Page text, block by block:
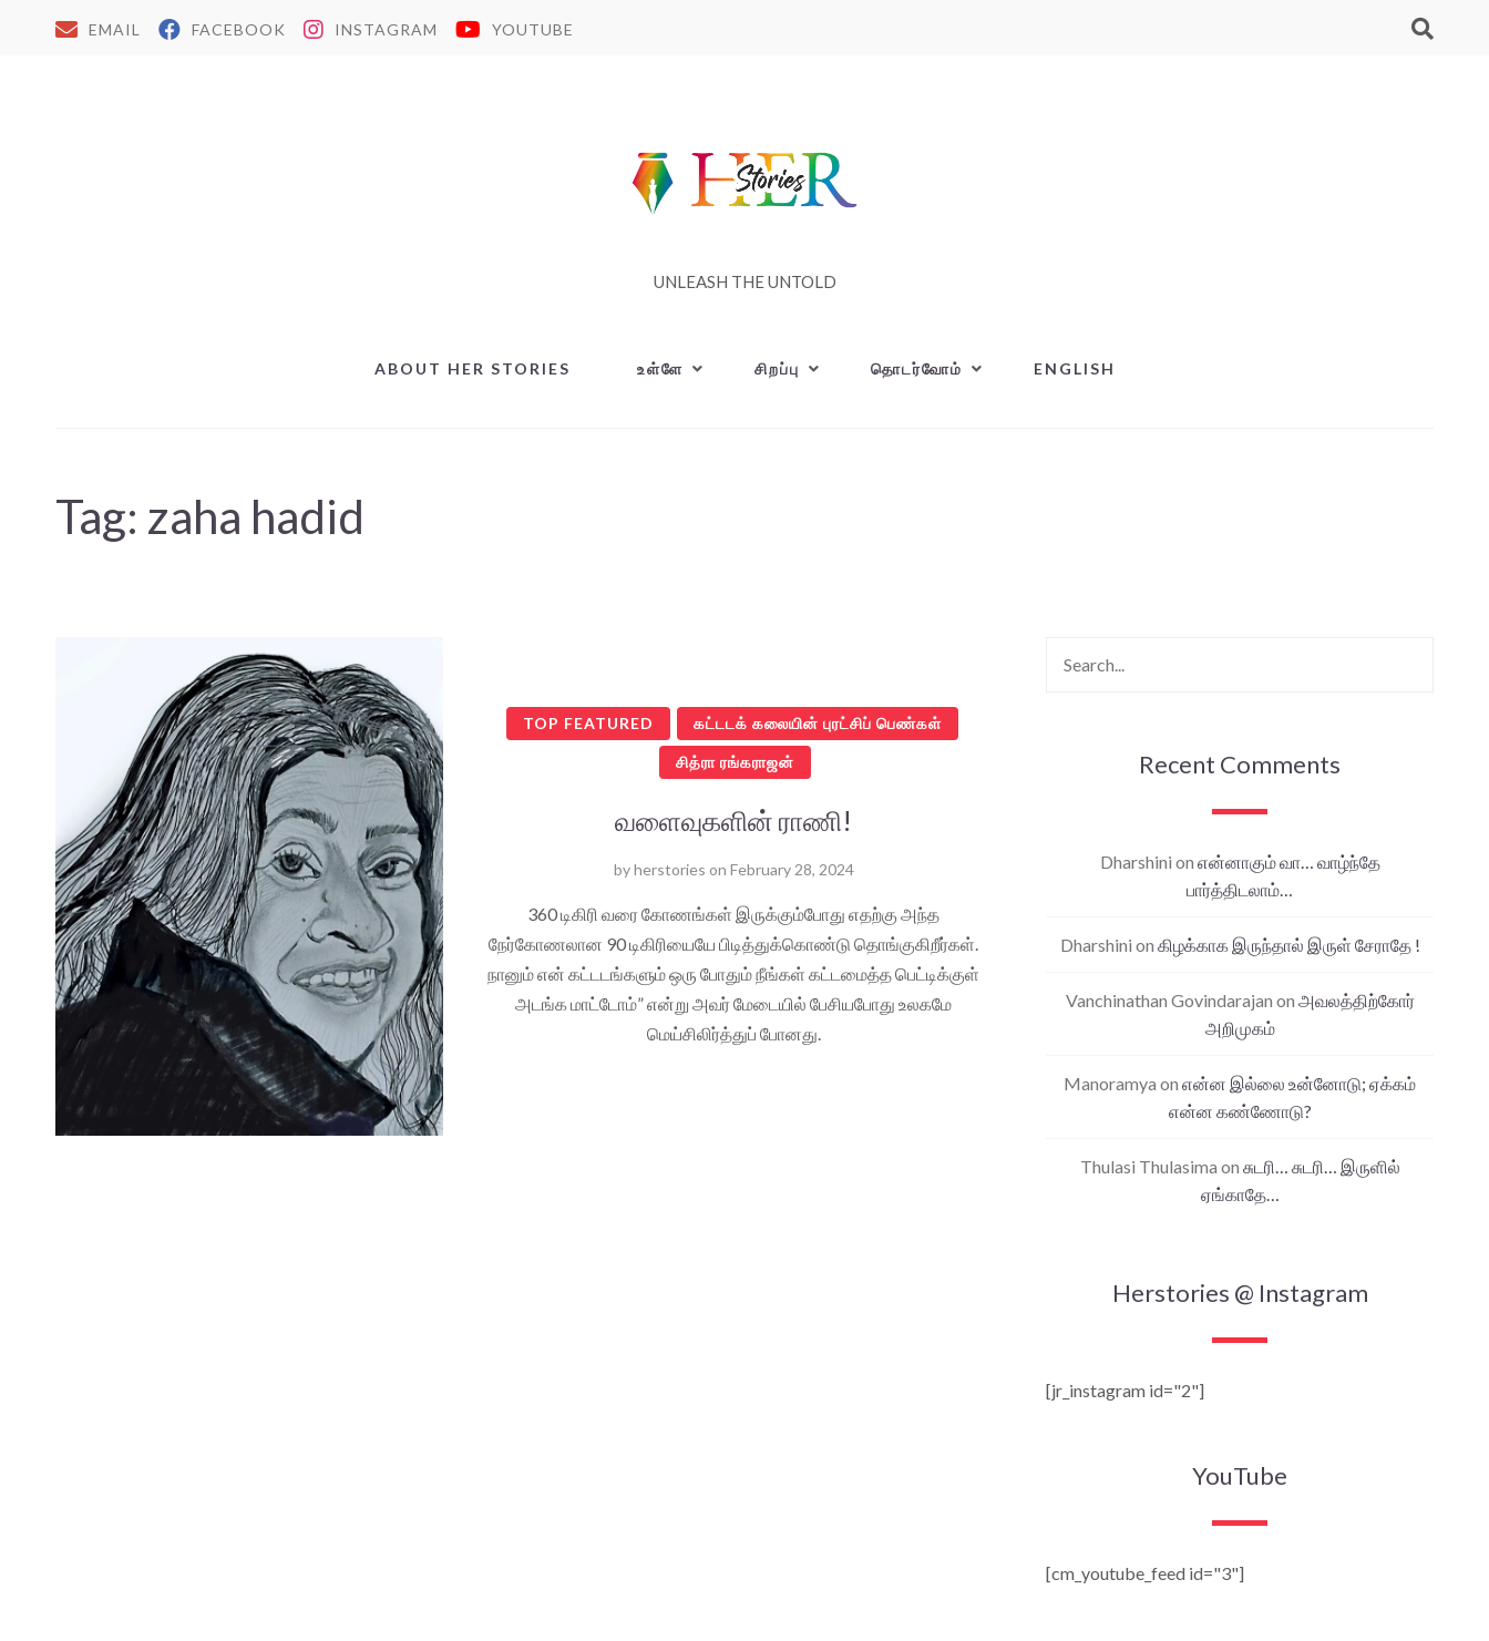
EMAIL FACEBOOK INSTAGRAM YOUTUBE
UNLEASH THE UNTOLD
ABOUT HER STORIES உள்ளே சிறப்பு தொடர்வோம் ENGLISH
Tag: zaha hadid
TOP FEATURED கட்டடக் கலையின் புரட்சிப் பெண்கள்
சித்ரா ரங்கராஜன்
வளைவுகளின் ராணி!
byherstories on February 28, 2024
360 டிகிரி வரை கோணங்கள் இருக்கும்போது எதற்கு அந்த
நேர்கோணலான 90 டிகிரியையே பிடித்துக்கொண்டு தொங்குகிறீர்கள்.
நானும் என் கட்டடங்களும் ஒரு போதும் நீங்கள் கட்டமைத்த பெட்டிக்குள்
அடங்க மாட்டோம்” என்று அவர் மேடையில் பேசியபோது உலகமே
மெய்சிலிர்த்துப் போனது.
Recent Comments
Dharshini on என்னாகும் வா… வாழ்ந்தே
பார்த்திடலாம்…
Dharshini on கிழக்காக இருந்தால் இருள் சேராதே !
Vanchinathan Govindarajan on அவலத்திற்கோர்
அறிமுகம்
Manoramya on என்ன இல்லை உன்னோடு; ஏக்கம்
என்ன கண்ணோடு?
Thulasi Thulasima on சுடரி… சுடரி… இருளில்
ஏங்காதே…
Herstories @ Instagram
[jr_instagram id="2"]
YouTube
[cm_youtube_feed id="3"]